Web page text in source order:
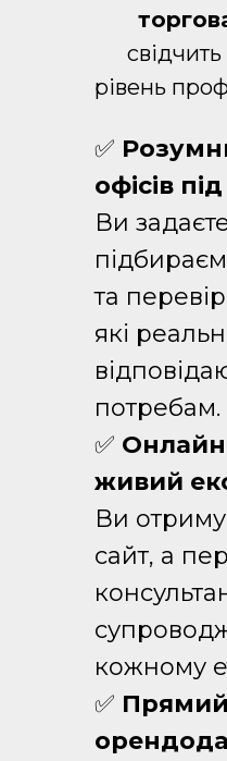
рівень
✅
офісів
Ви
та
які
потребам.
✅
живий
Ви
сайт, а
кожному
✅